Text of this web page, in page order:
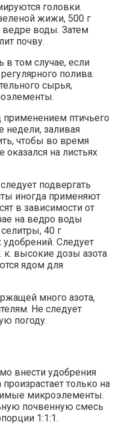
головки.
жижи, 500 г
ведре воды. Затем
почву.
том случае, если
полива.
сырья,
птичьего
недели, заливая
чтобы во время
оказался на листьях
подвергать
иногда применяют
в зависимости от
на ведро воды
40 г
удобрений. Следует
высокие дозы азота
ядом для
много азота,
Не следует
погоду.
внести удобрения
произрастает только на
микроэлементы.
почвенную смесь
1:1:1.